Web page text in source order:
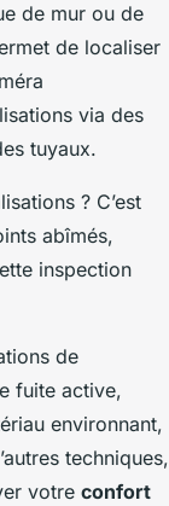
de mur ou de
de localiser
via des
tuyaux.
? C’est
abîmés,
inspection
de
fuite active,
environnant,
techniques,
votre confort